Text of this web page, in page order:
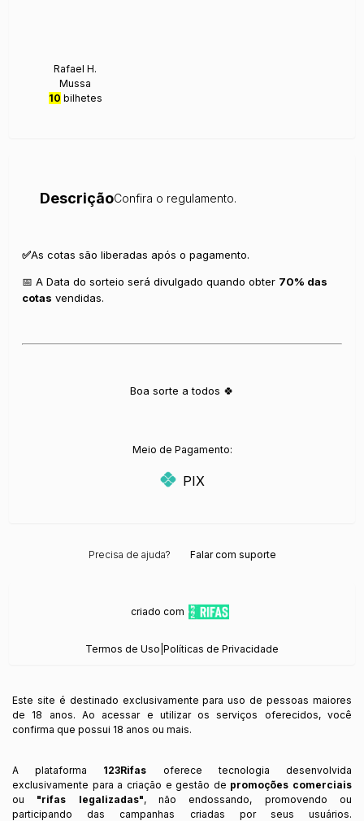
Rafael H.
Mussa
10 bilhetes
DescriçãoConfira o regulamento.
✅As cotas são liberadas após o pagamento.
📅 A Data do sorteio será divulgado quando obter 70% das
cotas vendidas.
Boa sorte a todos 🍀
Meio de Pagamento:
PIX
Precisa de ajuda? Falar com suporte
criado com
Termos de Uso Políticas de Privacidade
Este site é destinado exclusivamente para uso de pessoas maiores
de 18 anos. Ao acessar e utilizar os serviços oferecidos, você
confirma que possui 18 anos ou mais.
A plataforma 123Rifas oferece tecnologia desenvolvida
exclusivamente para a criação e gestão de promoções comerciais
ou "rifas legalizadas", não endossando, promovendo ou
participando das campanhas criadas por seus usuários.